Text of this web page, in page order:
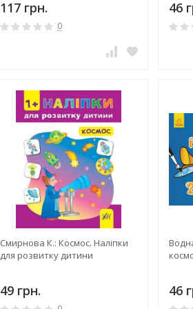
117 грн.
0
46
Смирнова К.: Космос. Наліпки
для розвитку дитини
49 грн. 46